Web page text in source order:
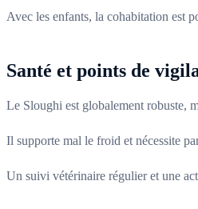
Avec les enfants, la cohabitation est
Santé et points de
Le Sloughi est globalement robuste,
Il supporte mal le froid et nécessite
Un suivi vétérinaire régulier et une